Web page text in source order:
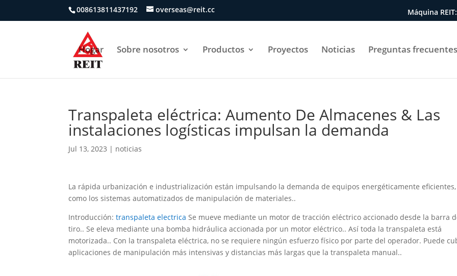
008613811437192 overseas@reit.cc Máquina
Hogar Sobre nosotros Productos Proyectos Noticias Preguntas
Transpaleta eléctrica: Aumento De Almacenes & Las
instalaciones logísticas impulsan la demanda
Jul 13, 2023 | noticias
La rápida urbanización e industrialización están impulsando la demanda de equipos energéticamente eficientes,
como los sistemas automatizados de manipulación de materiales..
Introducción:transpaleta electrica Se mueve mediante un motor de tracción eléctrico accionado desde la barra
tiro.. Se eleva mediante una bomba hidráulica accionada por un motor eléctrico.. Así toda la transpaleta está
motorizada.. Con la transpaleta eléctrica, no se requiere ningún esfuerzo físico por parte del operador. Puede
aplicaciones de manipulación más intensivas y distancias más largas que la transpaleta manual..